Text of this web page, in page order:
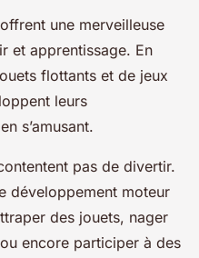
offrent une merveilleuse
et apprentissage. En
flottants et de jeux
leurs
s’amusant.
pas de divertir.
développement moteur
des jouets, nager
encore participer à des